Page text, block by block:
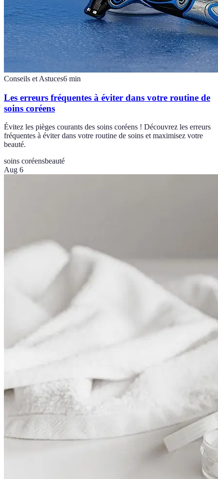
Conseils et Astuces6 min
Les erreurs fréquentes à éviter dans votre routine de
soins coréens
Évitez les pièges courants des soins coréens ! Découvrez les erreurs
fréquentes à éviter dans votre routine de soins et maximisez votre
beauté.
soins coréensbeauté
Aug 6